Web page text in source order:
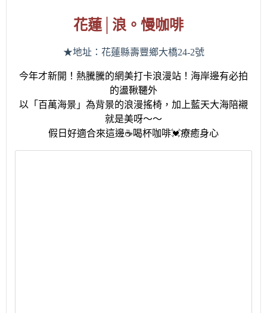
花蓮│ 浪。慢咖啡
★地址：花蓮縣壽豐鄉大橋24-2號
今年才新開！熱騰騰的網美打卡浪漫站！海岸邊有必拍
的盪鞦韆外
以 「 百萬海景 」 為背景的浪漫搖椅，加上藍天大海陪襯
就是美呀～～
假日好適合來這邊☕喝杯咖啡💓療癒身心